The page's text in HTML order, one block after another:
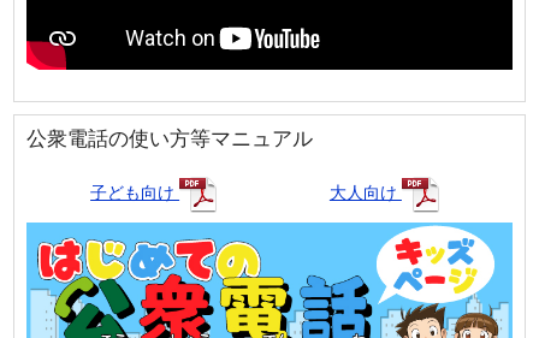
公衆電話の使い方等マニュアル
子ども向け 大人向け